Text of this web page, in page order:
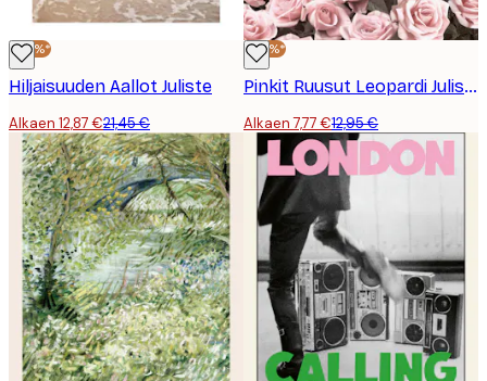
-40%*
Hiljaisuuden Aallot Juliste
Alkaen 12,87 €21,45 €
-40%*
Pinkit Ruusut Leopardi Juliste
Alkaen 7,77 €12,95 €